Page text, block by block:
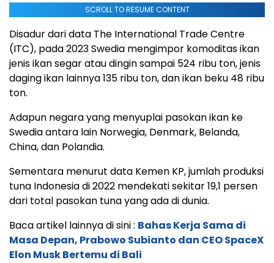
SCROLL TO RESUME CONTENT
Disadur dari data The International Trade Centre
(ITC), pada 2023 Swedia mengimpor komoditas ikan
jenis ikan segar atau dingin sampai 524 ribu ton, jenis
daging ikan lainnya 135 ribu ton, dan ikan beku 48 ribu
ton.
Adapun negara yang menyuplai pasokan ikan ke
Swedia antara lain Norwegia, Denmark, Belanda,
China, dan Polandia.
Sementara menurut data Kemen KP, jumlah produksi
tuna Indonesia di 2022 mendekati sekitar 19,1 persen
dari total pasokan tuna yang ada di dunia.
Baca artikel lainnya di sini : Bahas Kerja Sama di
Masa Depan, Prabowo Subianto dan CEO SpaceX
Elon Musk Bertemu di Bali